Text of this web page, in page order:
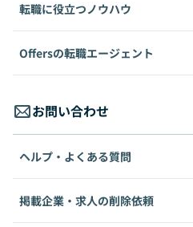
転職に役立つノウハウ
Offersの転職エージェント
お問い合わせ
ヘルプ・よくある質問
掲載企業・求人の削除依頼